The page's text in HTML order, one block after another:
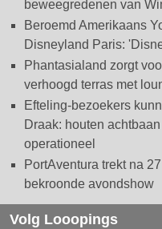
beweegredenen van
Beroemd Amerikaans
Disneyland Paris:
Phantasialand zorgt
verhoogd terras met
Efteling-bezoekers
Draak: houten
operationeel
PortAventura trekt na
bekroonde avondshow
Volg Looopings